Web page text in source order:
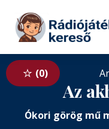
Tovább a tartalomhoz
0
Az
Ókori görög mű